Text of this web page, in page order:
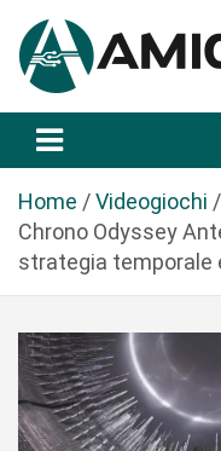
a
Home
Videogiochi
Chrono Odyssey
strategia temporale